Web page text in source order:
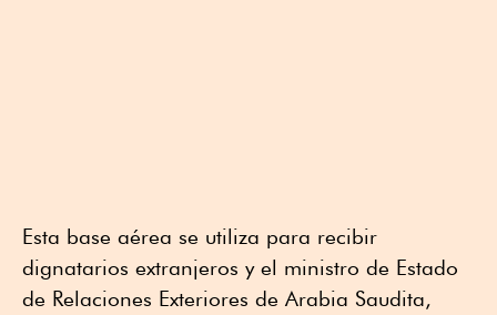
Esta base aérea se utiliza para recibir
dignatarios extranjeros y el ministro de Estado
de Relaciones Exteriores de Arabia Saudita,